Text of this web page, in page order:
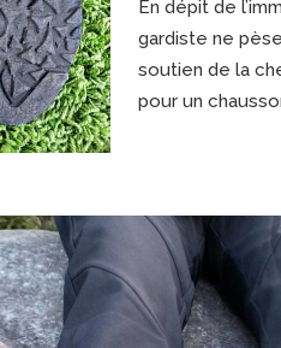
En dépit de
gardiste ne
soutien de la
pour un